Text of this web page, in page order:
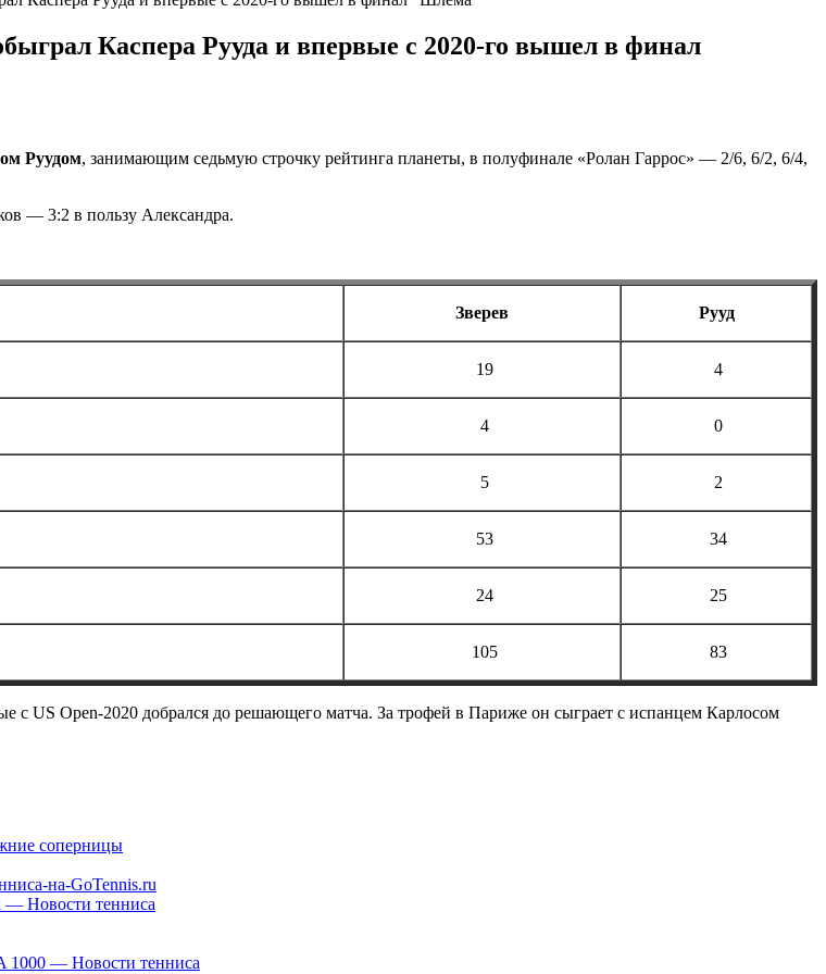
Каспера Рууда и впервые с 2020-го вышел в финал
Руудом, занимающим седьмую строчку рейтинга планеты, в полуфинале «Ролан Гаррос» — 2/6, 6/2, 6/4,
— 3:2 в пользу Александра.
Зверев Рууд
19 4
4 0
5 2
53 34
24 25
105 83
US Open-2020 добрался до решающего матча. За трофей в Париже он сыграет с испанцем Карлосом
соперницы
— Новости тенниса
1000 — Новости тенниса